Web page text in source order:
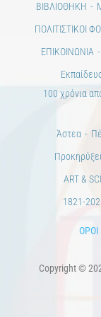
ΒΙΒΛΙΟΘΗΚΗ
ΠΟΛΙΤΙΣΤΙΚΟΙ
ΕΠΙΚΟΙΝΩΝΙΑ
100 χρόνια
Άστεα
ART &
Copyright ©